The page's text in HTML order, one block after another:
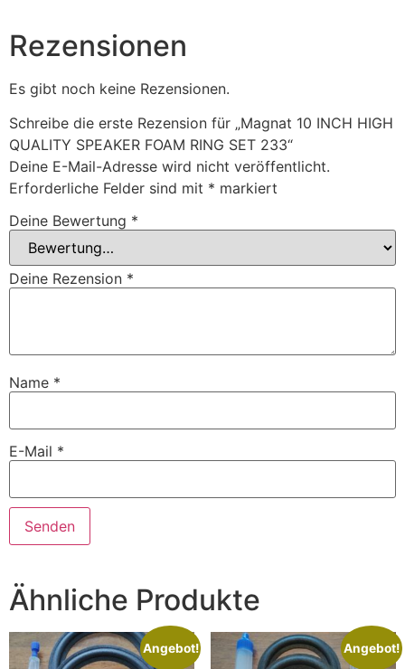
Rezensionen
Es gibt noch keine Rezensionen.
Schreibe die erste Rezension für „Magnat 10 INCH HIGH
QUALITY SPEAKER FOAM RING SET 233“
Deine E-Mail-Adresse wird nicht veröffentlicht.
Erforderliche Felder sind mit * markiert
Deine Bewertung *
Deine Rezension *
Name *
E-Mail *
Ähnliche Produkte
Angebot! Angebot!